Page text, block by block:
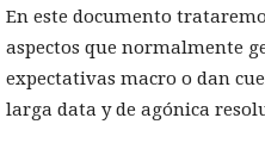
En este documento
aspectos que normalmente
expectativas macro o dan
larga data y de agónica